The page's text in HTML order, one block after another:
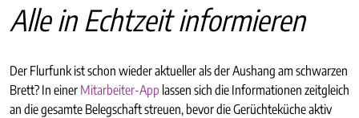
Alle in Echtzeit informieren
Der Flurfunk ist schon wieder aktueller als der Aushang am schwarzen
Brett? In einer Mitarbeiter-App lassen sich die Informationen zeitgleich
an die gesamte Belegschaft streuen, bevor die Gerüchteküche aktiv